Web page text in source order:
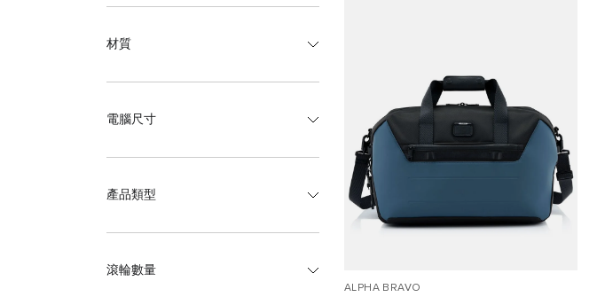
材質
電腦尺寸
產品類型
滾輪數量
ALPHA BRAVO